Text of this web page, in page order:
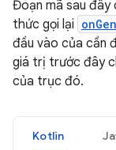
Đoạn mã sau
thức gọi lại
đầu vào của cần
giá trị trước đây
của trục đó.
Kotlin